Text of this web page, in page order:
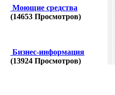
Моющие средства
(14653 Просмотров)
Бизнес-информация
(13924 Просмотров)